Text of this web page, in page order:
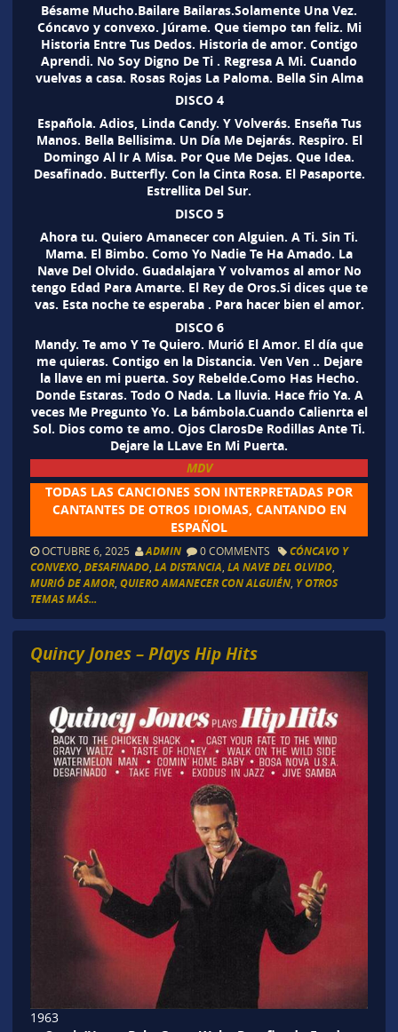
Bésame Mucho.Bailare Bailaras.Solamente Una Vez.
Cóncavo y convexo. Júrame. Que tiempo tan feliz. Mi
Historia Entre Tus Dedos. Historia de amor. Contigo
Aprendi. No Soy Digno De Ti . Regresa A Mi. Cuando
vuelvas a casa. Rosas Rojas La Paloma. Bella Sin Alma
DISCO 4
Española. Adios, Linda Candy. Y Volverás. Enseña Tus
Manos. Bella Bellisima. Un Día Me Dejarás. Respiro. El
Domingo Al Ir A Misa. Por Que Me Dejas. Que Idea.
Desafinado. Butterfly. Con la Cinta Rosa. El Pasaporte.
Estrellita Del Sur.
DISCO 5
Ahora tu. Quiero Amanecer con Alguien. A Ti. Sin Ti.
Mama. El Bimbo. Como Yo Nadie Te Ha Amado. La
Nave Del Olvido. Guadalajara Y volvamos al amor No
tengo Edad Para Amarte. El Rey de Oros.Si dices que te
vas. Esta noche te esperaba . Para hacer bien el amor.
DISCO 6
Mandy. Te amo Y Te Quiero. Murió El Amor. El día que
me quieras. Contigo en la Distancia. Ven Ven .. Dejare
la llave en mi puerta. Soy Rebelde.Como Has Hecho.
Donde Estaras. Todo O Nada. La lluvia. Hace frio Ya. A
veces Me Pregunto Yo. La bámbola.Cuando Calienrta el
Sol. Dios como te amo. Ojos ClarosDe Rodillas Ante Ti.
Dejare la LLave En Mi Puerta.
MDV
TODAS LAS CANCIONES SON INTERPRETADAS POR
CANTANTES DE OTROS IDIOMAS, CANTANDO EN
ESPAÑOL
OCTUBRE 6, 2025 ADMIN 0 COMMENTS
CÓNCAVO Y
CONVEXO, DESAFINADO, LA DISTANCIA LA NAVE DEL OLVIDO,
MURIÓ DE AMOR, QUIERO AMANECER CON ALGUIÉN, Y OTROS
TEMAS MÁS...
Quincy Jones – Plays Hip Hits
1963